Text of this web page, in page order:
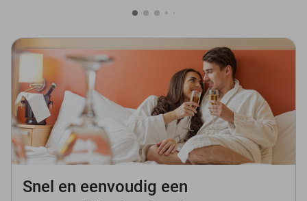
Snel en eenvoudig een